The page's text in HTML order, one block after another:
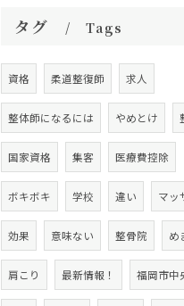
タグ Tags
資格 柔道整復師 求人
整体師になるには やめとけ
国家資格 集客 医療費控除
ボキボキ 学校 違い マッ
効果 意味ない 整骨院 め
肩こり 最新情報！ 福岡市中